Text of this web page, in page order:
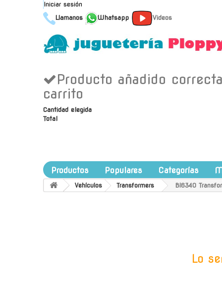
Iniciar sesión
Llamanos
Whatsapp Videos
Producto añadido
carrito
Cantidad elegida
Total
Productos Populares Categorías
Vehículos Transformers Bl6340
Lo